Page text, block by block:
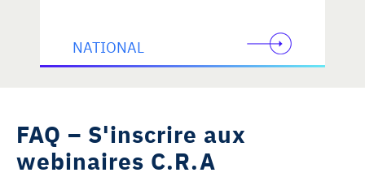
NATIONAL
FAQ – S'inscrire aux
webinaires C.R.A